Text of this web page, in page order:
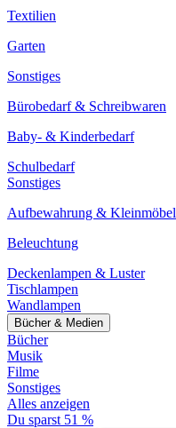
Textilien
Garten
Sonstiges
Bürobedarf & Schreibwaren
Baby- & Kinderbedarf
Schulbedarf
Sonstiges
Aufbewahrung & Kleinmöbel
Beleuchtung
Deckenlampen & Luster
Tischlampen
Wandlampen
Bücher & Medien
Bücher
Musik
Filme
Sonstiges
Alles anzeigen
Du sparst 51 %